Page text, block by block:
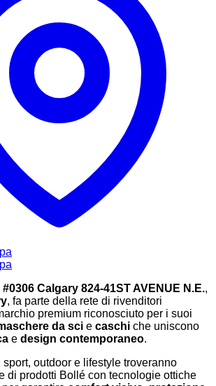
Calgary 824-41ST AVENUE N.E.,
, fa parte della rete di rivenditori
premium riconosciuto per i suoi
da sci e caschi che uniscono
e design contemporaneo.
outdoor e lifestyle troveranno
di prodotti Bollé con tecnologie ottiche